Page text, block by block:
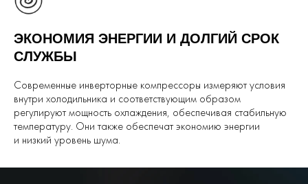
ЭКОНОМИЯ ЭНЕРГИИ И ДОЛГИЙ СРОК
СЛУЖБЫ
Современные инверторные компрессоры измеряют условия
внутри холодильника и соответствующим образом
регулируют мощность охлаждения, обеспечивая стабильную
температуру. Они также обеспечат экономию энергии
и низкий уровень шума.